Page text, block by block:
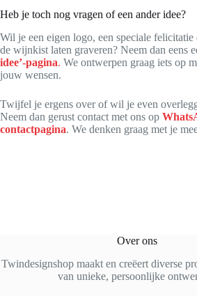
Heb je toch nog vragen of een ander idee?
Wil je een eigen logo, een speciale
de wijnkist laten graveren? Neem dan eens
idee’-pagina. We ontwerpen graag iets op
jouw wensen.
Twijfel je ergens over of wil je even
Neem dan gerust contact met ons op
contactpagina. We denken graag met je
Over ons
Twindesignshop maakt en creëert diverse
van unieke, persoonlijke